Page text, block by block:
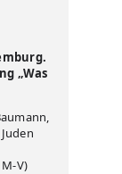
„Was
V)